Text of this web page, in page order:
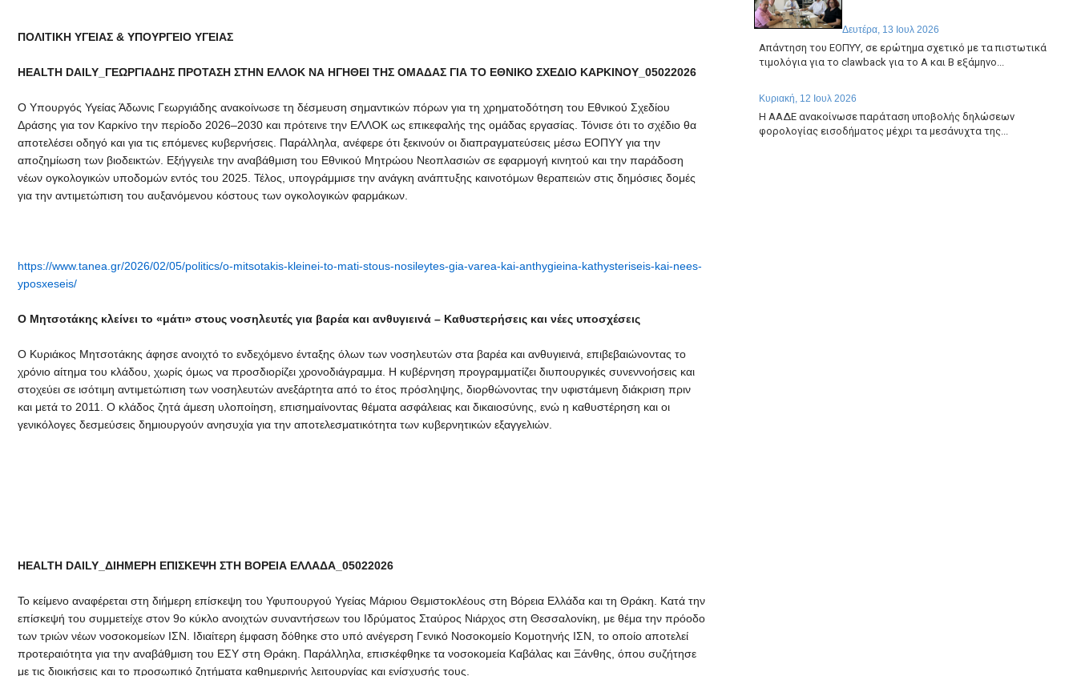
ΠΟΛΙΤΙΚΗ ΥΓΕΙΑΣ & ΥΠΟΥΡΓΕΙΟ ΥΓΕΙΑΣ
HEALTH DAILY_ΓΕΩΡΓΙΑΔΗΣ ΠΡΟΤΑΣΗ ΣΤΗΝ ΕΛΛΟΚ ΝΑ ΗΓΗΘΕΙ ΤΗΣ ΟΜΑΔΑΣ ΓΙΑ ΤΟ ΕΘΝΙΚΟ ΣΧΕΔΙΟ ΚΑΡΚΙΝΟΥ_05022026
Ο Υπουργός Υγείας Άδωνις Γεωργιάδης ανακοίνωσε τη δέσμευση σημαντικών πόρων για τη χρηματοδότηση του Εθνικού Σχεδίου
Δράσης για τον Καρκίνο την περίοδο 2026–2030 και πρότεινε την ΕΛΛΟΚ ως επικεφαλής της ομάδας εργασίας. Τόνισε ότι το σχέδιο θα
αποτελέσει οδηγό και για τις επόμενες κυβερνήσεις. Παράλληλα, ανέφερε ότι ξεκινούν οι διαπραγματεύσεις μέσω ΕΟΠΥΥ για την
αποζημίωση των βιοδεικτών. Εξήγγειλε την αναβάθμιση του Εθνικού Μητρώου Νεοπλασιών σε εφαρμογή κινητού και την παράδοση
νέων ογκολογικών υποδομών εντός του 2025. Τέλος, υπογράμμισε την ανάγκη ανάπτυξης καινοτόμων θεραπειών στις δημόσιες δομές
για την αντιμετώπιση του αυξανόμενου κόστους των ογκολογικών φαρμάκων.
https://www.tanea.gr/2026/02/05/politics/o-mitsotakis-kleinei-to-mati-stous-nosileytes-gia-varea-kai-anthygieina-kathysteriseis-kai-nees-
yposxeseis/
Ο Μητσοτάκης κλείνει το «μάτι» στους νοσηλευτές για βαρέα και ανθυγιεινά – Καθυστερήσεις και νέες υποσχέσεις
Ο Κυριάκος Μητσοτάκης άφησε ανοιχτό το ενδεχόμενο ένταξης όλων των νοσηλευτών στα βαρέα και ανθυγιεινά, επιβεβαιώνοντας το
χρόνιο αίτημα του κλάδου, χωρίς όμως να προσδιορίζει χρονοδιάγραμμα. Η κυβέρνηση προγραμματίζει διυπουργικές συνεννοήσεις και
στοχεύει σε ισότιμη αντιμετώπιση των νοσηλευτών ανεξάρτητα από το έτος πρόσληψης, διορθώνοντας την υφιστάμενη διάκριση πριν
και μετά το 2011. Ο κλάδος ζητά άμεση υλοποίηση, επισημαίνοντας θέματα ασφάλειας και δικαιοσύνης, ενώ η καθυστέρηση και οι
γενικόλογες δεσμεύσεις δημιουργούν ανησυχία για την αποτελεσματικότητα των κυβερνητικών εξαγγελιών.
HEALTH DAILY_ΔΙΗΜΕΡΗ ΕΠΙΣΚΕΨΗ ΣΤΗ ΒΟΡΕΙΑ ΕΛΛΑΔΑ_05022026
Το κείμενο αναφέρεται στη διήμερη επίσκεψη του Υφυπουργού Υγείας Μάριου Θεμιστοκλέους στη Βόρεια Ελλάδα και τη Θράκη. Κατά την
επίσκεψή του συμμετείχε στον 9ο κύκλο ανοιχτών συναντήσεων του Ιδρύματος Σταύρος Νιάρχος στη Θεσσαλονίκη, με θέμα την πρόοδο
των τριών νέων νοσοκομείων ΙΣΝ. Ιδιαίτερη έμφαση δόθηκε στο υπό ανέγερση Γενικό Νοσοκομείο Κομοτηνής ΙΣΝ, το οποίο αποτελεί
προτεραιότητα για την αναβάθμιση του ΕΣΥ στη Θράκη. Παράλληλα, επισκέφθηκε τα νοσοκομεία Καβάλας και Ξάνθης, όπου συζήτησε
με τις διοικήσεις και το προσωπικό ζητήματα καθημερινής λειτουργίας και ενίσχυσής τους.
Δευτέρα, 13 Ιουλ 2026
Απάντηση του ΕΟΠΥΥ, σε ερώτημα σχετικό με τα πιστωτικά
τιμολόγια για το clawback για το Α και Β εξάμηνο...
Κυριακή, 12 Ιουλ 2026
Η ΑΑΔΕ ανακοίνωσε παράταση υποβολής δηλώσεων
φορολογίας εισοδήματος μέχρι τα μεσάνυχτα της...